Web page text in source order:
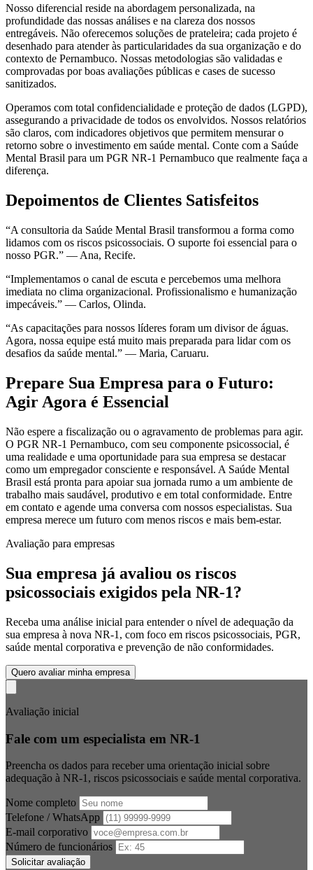
Nosso diferencial reside na abordagem personalizada, na
profundidade das nossas análises e na clareza dos nossos
entregáveis. Não oferecemos soluções de prateleira; cada projeto é
desenhado para atender às particularidades da sua organização e do
contexto de Pernambuco. Nossas metodologias são validadas e
comprovadas por boas avaliações públicas e cases de sucesso
sanitizados.
Operamos com total confidencialidade e proteção de dados (LGPD),
assegurando a privacidade de todos os envolvidos. Nossos relatórios
são claros, com indicadores objetivos que permitem mensurar o
retorno sobre o investimento em saúde mental. Conte com a Saúde
Mental Brasil para um PGR NR-1 Pernambuco que realmente faça a
diferença.
Depoimentos de Clientes Satisfeitos
“A consultoria da Saúde Mental Brasil transformou a forma como
lidamos com os riscos psicossociais. O suporte foi essencial para o
nosso PGR.” — Ana, Recife.
“Implementamos o canal de escuta e percebemos uma melhora
imediata no clima organizacional. Profissionalismo e humanização
impecáveis.” — Carlos, Olinda.
“As capacitações para nossos líderes foram um divisor de águas.
Agora, nossa equipe está muito mais preparada para lidar com os
desafios da saúde mental.” — Maria, Caruaru.
Prepare Sua Empresa para o Futuro:
Agir Agora é Essencial
Não espere a fiscalização ou o agravamento de problemas para agir.
O PGR NR-1 Pernambuco, com seu componente psicossocial, é
uma realidade e uma oportunidade para sua empresa se destacar
como um empregador consciente e responsável. A Saúde Mental
Brasil está pronta para apoiar sua jornada rumo a um ambiente de
trabalho mais saudável, produtivo e em total conformidade. Entre
em contato e agende uma conversa com nossos especialistas. Sua
empresa merece um futuro com menos riscos e mais bem-estar.
Avaliação para empresas
Sua empresa já avaliou os riscos
psicossociais exigidos pela NR-1?
Receba uma análise inicial para entender o nível de adequação da
sua empresa à nova NR-1, com foco em riscos psicossociais, PGR,
saúde mental corporativa e prevenção de não conformidades.
Quero avaliar minha empresa
Avaliação inicial
Fale com um especialista em NR-1
Preencha os dados para receber uma orientação inicial sobre
adequação à NR-1, riscos psicossociais e saúde mental corporativa.
Nome completo
Telefone / WhatsApp
E-mail corporativo
Número de funcionários
Solicitar avaliação